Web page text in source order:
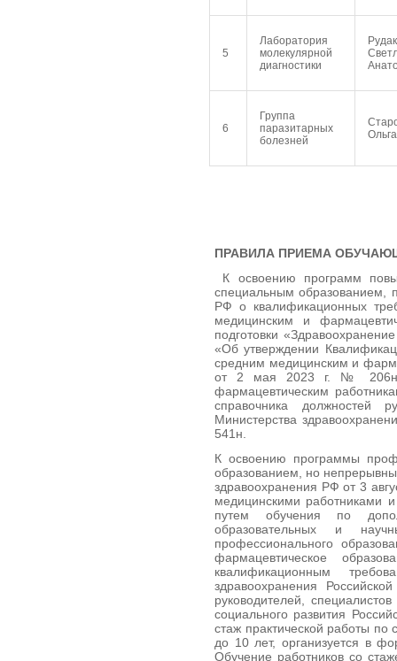
5
Лаборатория
молекулярной
диагностики
6
Группа
паразитарных
болезней
ПРАВИЛА ПРИЕМА
К освоению программ
специальным образованием,
РФ о квалификационных
медицинским и
подготовки
«Об утверждении
средним медицинским и
от 2 мая 2023 г. № 206н
фармацевтическим
справочника должностей
Министерства
541н.
К освоению программы
образованием, но
здравоохранения РФ от 3
медицинскими работниками
путем обучения по
образовательных и
профессионального
фармацевтическое
квалификационным
здравоохранения
руководителей,
социального развития
стаж практической работы
до 10 лет, организуется в
Обучение работников со